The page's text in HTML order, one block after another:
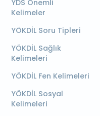
YDS Önemli
Kelimeler
YÖKDİL Soru Tipleri
YÖKDİL Sağlık
Kelimeleri
YÖKDİL Fen Kelimeleri
YÖKDİL Sosyal
Kelimeleri